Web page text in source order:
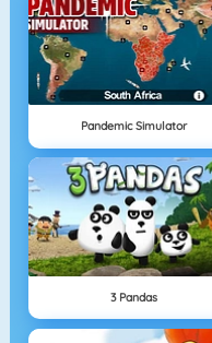
Pandemic Simulator
3 Pandas